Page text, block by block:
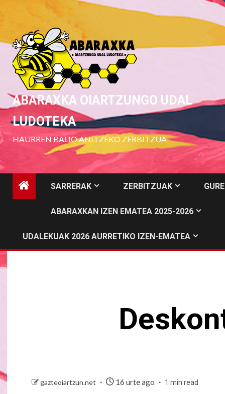
to
content
ABARAXKA OIARTZUNGO UDAL
LUDOTEKA
HAURREN BALIO ANITZEKO ZERBITZUA
SARRERAK ZERBITZUAK
ABARAXKAN IZEN EMATEA 2025-2026
UDALEKUAK 2026 AURRETIKO IZEN-EMATEA
gazteoiartzun.net 16 urte ago 1 min read